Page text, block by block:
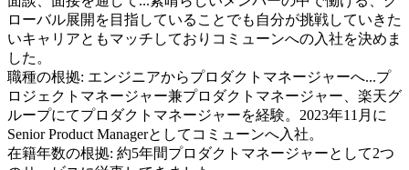
ローバル展開を目指していることでも自分が挑戦していきた
いキャリアともマッチしておりコミューンへの入社を決めま
した。
職種の根拠: エンジニアからプロダクトマネージャーへ...プ
ロジェクトマネージャー兼プロダクトマネージャー、楽天グ
ループにてプロダクトマネージャーを経験。2023年11月に
Senior Product Managerとしてコミューンへ入社。
在籍年数の根拠: 約5年間プロダクトマネージャーとして2つ